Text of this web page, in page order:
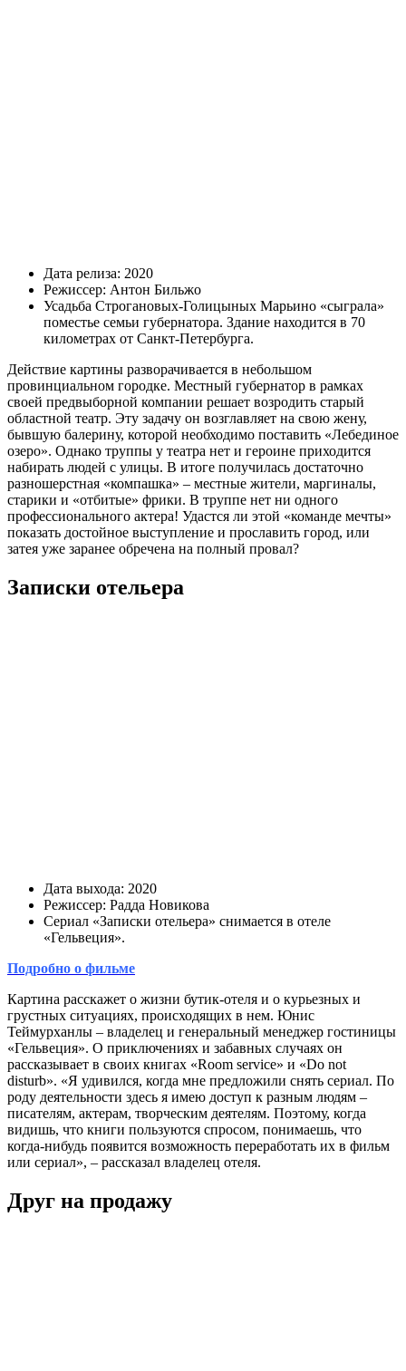
Дата релиза: 2020
Режиссер: Антон Бильжо
Усадьба Строгановых-Голицыных Марьино «сыграла»
поместье семьи губернатора. Здание находится в 70
километрах от Санкт-Петербурга.
Действие картины разворачивается в небольшом
провинциальном городке. Местный губернатор в рамках
своей предвыборной компании решает возродить старый
областной театр. Эту задачу он возглавляет на свою жену,
бывшую балерину, которой необходимо поставить «Лебединое
озеро». Однако труппы у театра нет и героине приходится
набирать людей с улицы. В итоге получилась достаточно
разношерстная «компашка» – местные жители, маргиналы,
старики и «отбитые» фрики. В труппе нет ни одного
профессионального актера! Удастся ли этой «команде мечты»
показать достойное выступление и прославить город, или
затея уже заранее обречена на полный провал?
Записки отельера
Дата выхода: 2020
Режиссер: Радда Новикова
Сериал «Записки отельера» снимается в отеле
«Гельвеция».
Подробно о фильме
Картина расскажет о жизни бутик-отеля и о курьезных и
грустных ситуациях, происходящих в нем. Юнис
Теймурханлы – владелец и генеральный менеджер гостиницы
«Гельвеция». О приключениях и забавных случаях он
рассказывает в своих книгах «Room service» и «Do not
disturb». «Я удивился, когда мне предложили снять сериал. По
роду деятельности здесь я имею доступ к разным людям –
писателям, актерам, творческим деятелям. Поэтому, когда
видишь, что книги пользуются спросом, понимаешь, что
когда-нибудь появится возможность переработать их в фильм
или сериал», – рассказал владелец отеля.
Друг на продажу